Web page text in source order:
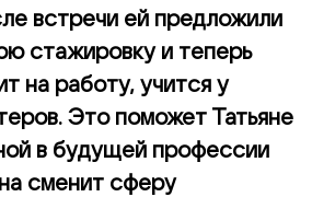
встречи ей предложили
стажировку и теперь
на работу, учится у
Это поможет Татьяне
в будущей профессии
сменит сферу